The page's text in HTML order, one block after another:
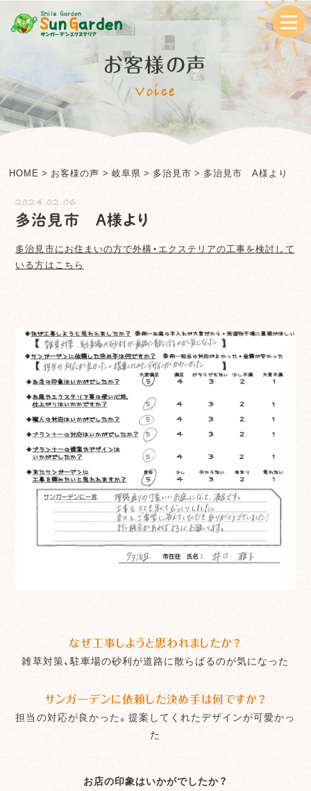
お客様の声
Voice
HOME > お客様の声 > 岐阜県 > 多治見市 > 多治見市 A様より
2024.02.06
多治見市 A様より
多治見市にお住まいの方で外構・エクステリアの工事を検討して
いる方はこちら
なぜ工事しようと思われましたか？
雑草対策、駐車場の砂利が道路に散らばるのが気になった
サンガーデンに依頼した決め手は何ですか？
担当の対応が良かった。提案してくれたデザインが可愛かっ
た
お店の印象はいかがでしたか？